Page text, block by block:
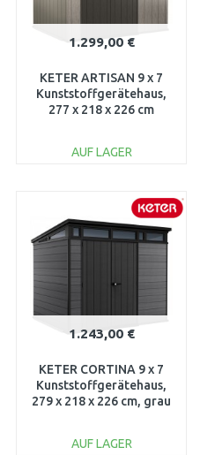
1.299,00 €
KETER ARTISAN 9 x 7
Kunststoffgerätehaus,
277 x 218 x 226 cm
AUF LAGER
WARENKORB
Vergleichen
1.243,00 €
KETER CORTINA 9 x 7
Kunststoffgerätehaus,
279 x 218 x 226 cm, grau
AUF LAGER